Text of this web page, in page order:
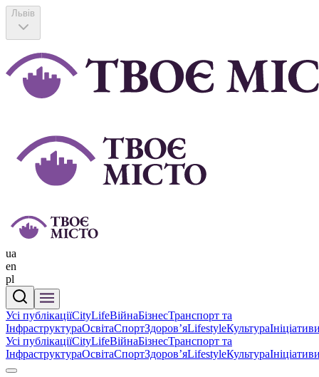
Львів
ua
en
pl
Усі публікаціїCityLifeВійнаБізнесТранспорт та
ІнфраструктураОсвітаСпортЗдоровʼяLifestyleКультура
Усі публікаціїCityLifeВійнаБізнесТранспорт та
ІнфраструктураОсвітаСпортЗдоровʼяLifestyleКультура